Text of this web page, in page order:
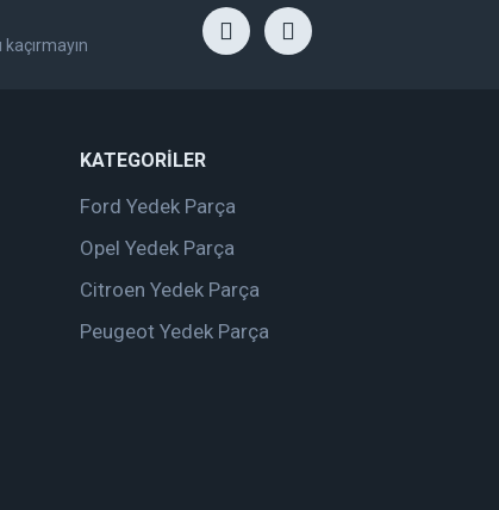
KATEGORİLER
Ford Yedek Parça
Opel Yedek Parça
Citroen Yedek Parça
Peugeot Yedek Parça